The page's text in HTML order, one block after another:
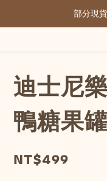
全
部分現
迪士尼
鴨糖果
NT$499